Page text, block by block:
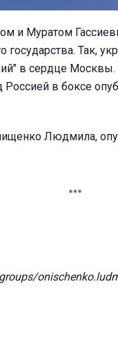
и Муратом
Так,
в сердце
в боксе
Людмила,